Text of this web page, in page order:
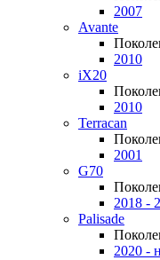
2007
Avante
2010
iX20
2010
Terracan
2001
G70
2018 -
Palisade
2020 -